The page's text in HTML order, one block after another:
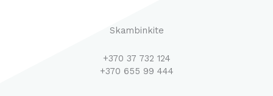
Skambinkite
+370 37 732 124
+370 655 99 444